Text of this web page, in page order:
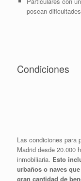
posean
Condiciones
Las condiciones para
Madrid desde 20.000
inmobiliaria. Esto
urbaños o naves
gran cantidad de